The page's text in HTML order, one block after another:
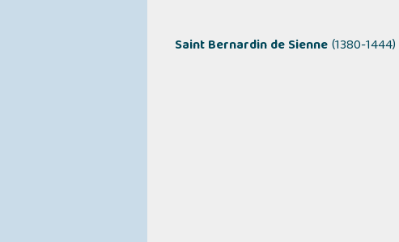
Saint Bernardin de Sienne(1380-1444)